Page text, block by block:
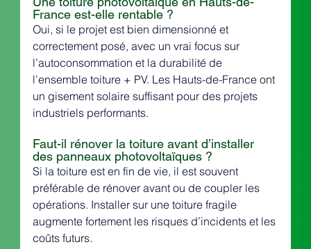
France est-elle rentable ?
Oui, si le projet est bien dimensionné et
correctement posé, avec un vrai focus sur
l’autoconsommation et la durabilité de
l’ensemble toiture + PV. Les Hauts-de-France ont
un gisement solaire suffisant pour des projets
industriels performants.
Faut-il rénover la toiture avant d’installer
des panneaux photovoltaïques ?
Si la toiture est en fin de vie, il est souvent
préférable de rénover avant ou de coupler les
opérations. Installer sur une toiture fragile
augmente fortement les risques d’incidents et les
coûts futurs.